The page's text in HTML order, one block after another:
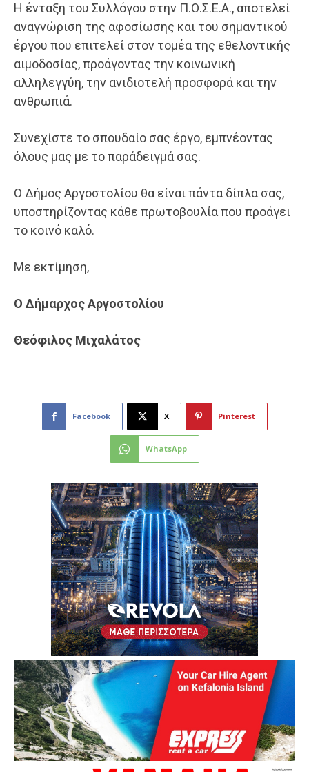
Η ένταξη του Συλλόγου στην Π.Ο.Σ.Ε.Α., αποτελεί
αναγνώριση της αφοσίωσης και του σημαντικού
έργου που επιτελεί στον τομέα της εθελοντικής
αιμοδοσίας, προάγοντας την κοινωνική
αλληλεγγύη, την ανιδιοτελή προσφορά και την
ανθρωπιά.
Συνεχίστε το σπουδαίο σας έργο, εμπνέοντας
όλους μας με το παράδειγμά σας.
Ο Δήμος Αργοστολίου θα είναι πάντα δίπλα σας,
υποστηρίζοντας κάθε πρωτοβουλία που προάγει
το κοινό καλό.
Με εκτίμηση,
Ο Δήμαρχος Αργοστολίου
Θεόφιλος Μιχαλάτος
Facebook X Pinterest
WhatsApp